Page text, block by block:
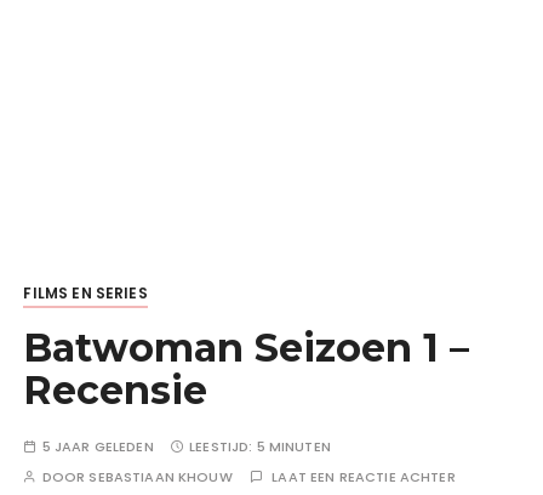
FILMS EN SERIES
Batwoman Seizoen 1 –
Recensie
5 JAAR GELEDEN LEESTIJD: 5 MINUTEN
DOOR SEBASTIAAN KHOUW LAAT EEN REACTIE ACHTER